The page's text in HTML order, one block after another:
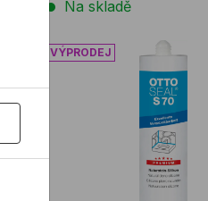
Na skladě
RAGE
Silikon na kámen